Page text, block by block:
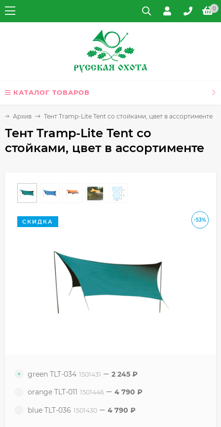
0
КАТАЛОГ ТОВАРОВ
Архив Тент Tramp-Lite Tent со стойками, цвет в ассортименте
Тент Tramp-Lite Tent со
стойками, цвет в ассортименте
-53%
СКИДКА
green TLT-034 1501431 2 245 ₽
orange TLT-011 1501446 4 790 ₽
blue TLT-036 1501430 4 790 ₽